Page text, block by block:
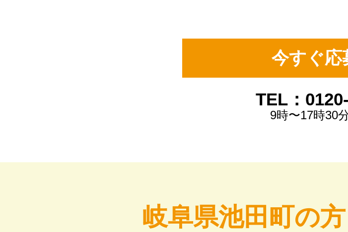
今すぐ応
TEL：
9時〜17時30
岐阜県池田町の